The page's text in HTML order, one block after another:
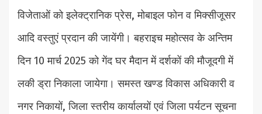
विजेताओं को इलेक्ट्रानिक प्रेस, मोबाइल फोन व मिक्सीजूसर
आदि वस्तुएं प्रदान की जायेंगी। बहराइच महोत्सव के अन्तिम
दिन 10 मार्च 2025 को गेंद घर मैदान में दर्शकों की मौजूदगी में
लकी ड्रा निकाला जायेगा। समस्त खण्ड विकास अधिकारी व
नगर निकायों, जिला स्तरीय कार्यालयों एवं जिला पर्यटन सूचना